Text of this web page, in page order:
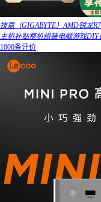
技嘉（GIGABYTE）AMD锐龙
主机补贴整机组装电脑游戏DIY
1000条评价